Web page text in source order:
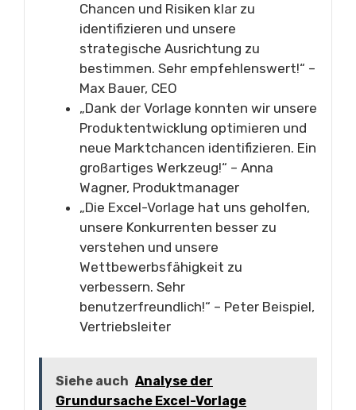
Chancen und Risiken klar zu
identifizieren und unsere
strategische Ausrichtung zu
bestimmen. Sehr empfehlenswert!“ –
Max Bauer, CEO
„Dank der Vorlage konnten wir unsere
Produktentwicklung optimieren und
neue Marktchancen identifizieren. Ein
großartiges Werkzeug!“ – Anna
Wagner, Produktmanager
„Die Excel-Vorlage hat uns geholfen,
unsere Konkurrenten besser zu
verstehen und unsere
Wettbewerbsfähigkeit zu
verbessern. Sehr
benutzerfreundlich!“ – Peter Beispiel,
Vertriebsleiter
Siehe auch Analyse der
Grundursache Excel-Vorlage